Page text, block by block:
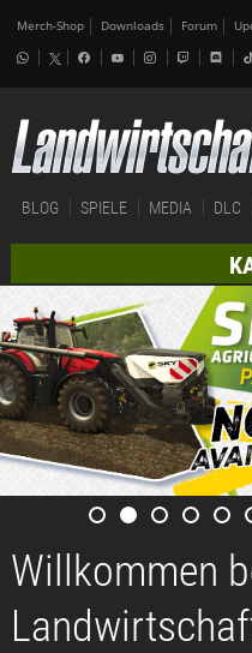
Merch-Shop Downloads Forum
BLOG SPIELE MEDIA DLC
Willkommen